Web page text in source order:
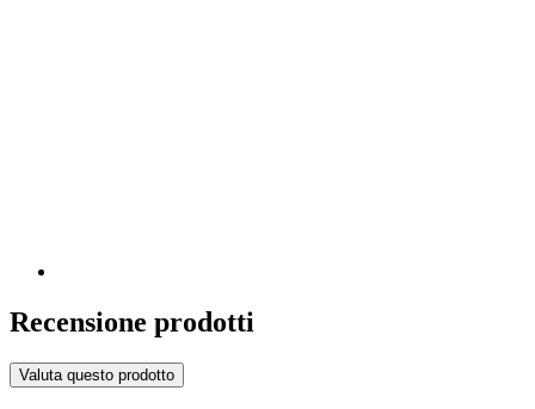
Recensione prodotti
Valuta questo prodotto